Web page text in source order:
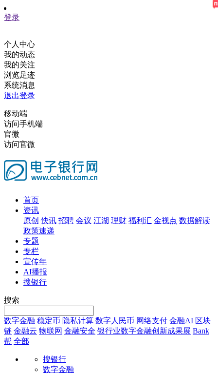
登录
个人中心
我的动态
我的关注
浏览足迹
系统消息
退出登录
移动端
访问手机端
官微
访问官微
首页
资讯
原创 快讯 招聘 会议 江湖 理财 福利汇 金视点 数据解读
政策速递
专题
专栏
宣传年
AI播报
搜银行
搜索
数字金融 稳定币 隐私计算 数字人民币 网络支付 金融AI 区块
链 金融云 物联网 金融安全 银行业数字金融创新成果展 Bank
帮 全部
搜银行
数字金融